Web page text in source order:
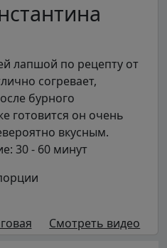
лапшой по рецепту от
согревает,
бурного
готовится он очень
вкусным.
30 - 60 минут
Смотреть видео